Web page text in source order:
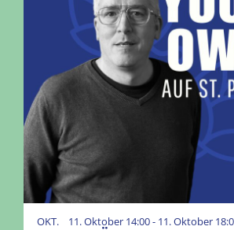
OKT. 11. Oktober 14:00 - 11. Oktober